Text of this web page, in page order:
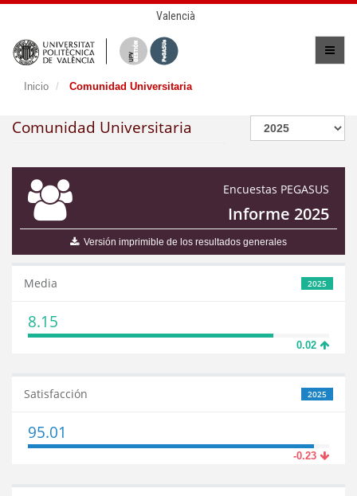
Valencià
Inicio Comunidad Universitaria
Comunidad Universitaria
Encuestas PEGASUS
Informe 2025
Versión imprimible de los resultados generales
2025
Media
8.15
0.02
2025
Satisfacción
95.01
-0.23